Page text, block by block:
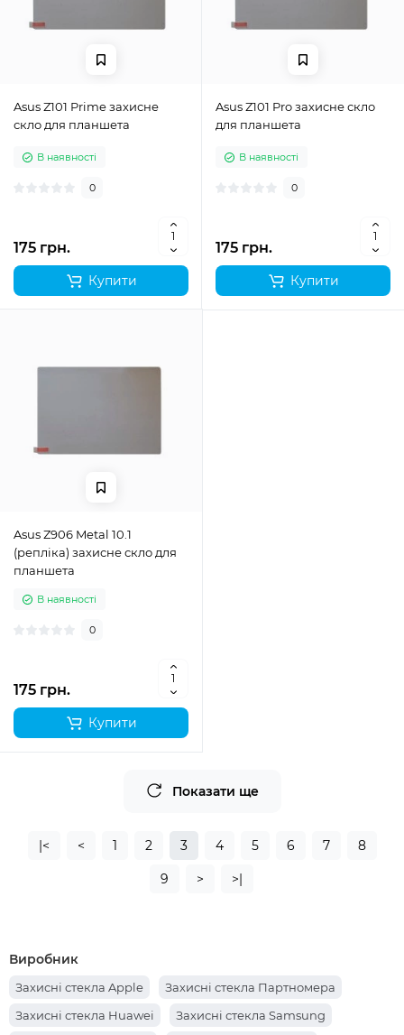
Asus Z101 Prime захисне
скло для планшета
В наявності
0
175 грн.
Купити
Asus Z101 Pro захисне скло
для планшета
В наявності
0
175 грн.
Купити
Asus Z906 Metal 10.1
(репліка) захисне скло для
планшета
В наявності
0
175 грн.
Купити
Показати ще
|< < 1 2 3 4 5 6 7 8
9 > >|
Виробник
Захисні стекла Apple
Захисні стекла Партномера
Захисні стекла Huawei
Захисні стекла Samsung